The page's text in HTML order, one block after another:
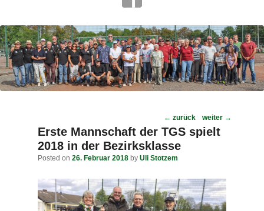
Post
navigation
← zurück weiter →
Erste Mannschaft der TGS spielt
2018 in der Bezirksklasse
Posted on 26. Februar 2018 by Uli Stotzem